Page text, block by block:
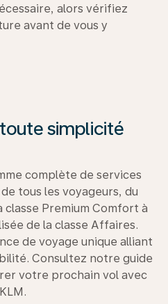
alors vérifiez
avant de vous y
simplicité
complète de services
tous les voyageurs, du
Premium Comfort à
de la classe Affaires.
de voyage unique alliant
Consultez notre guide
votre prochain vol avec
KLM.